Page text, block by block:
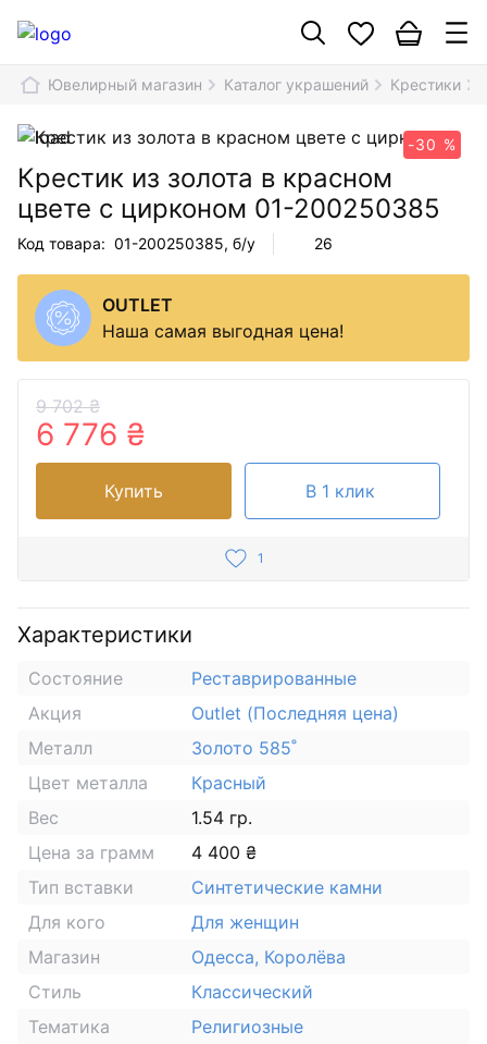
Ювелирный магазин Каталог украшений Крестики
-30 %
Крестик из золота в красном
цвете с цирконом 01-200250385
Код товара: 01-200250385, б/у 26
OUTLET
Наша самая выгодная цена!
9 702 ₴
6 776 ₴
Купить В 1 клик
1
Характеристики
Состояние
Реставрированные
Акция
Outlet (Последняя цена)
Металл
Золото 585˚
Цвет металла
Красный
Вес
1.54 гр.
Цена за грамм
4 400 ₴
Тип вставки
Синтетические камни
Для кого
Для женщин
Магазин
Одесса, Королёва
Стиль
Классический
Тематика
Религиозные